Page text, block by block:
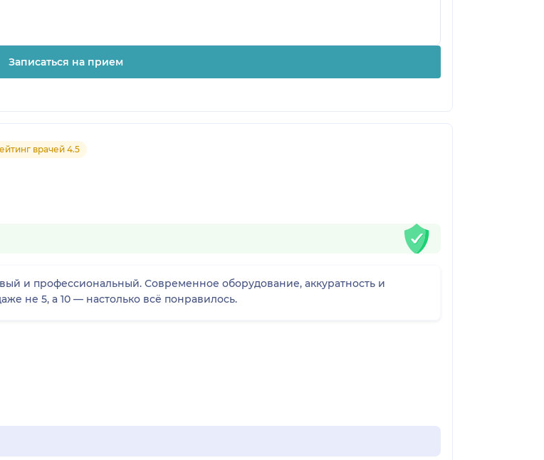
Записаться на прием
врачей 4.5
и профессиональный. Современное оборудование, аккуратность и
не 5, а 10 — настолько всё понравилось.